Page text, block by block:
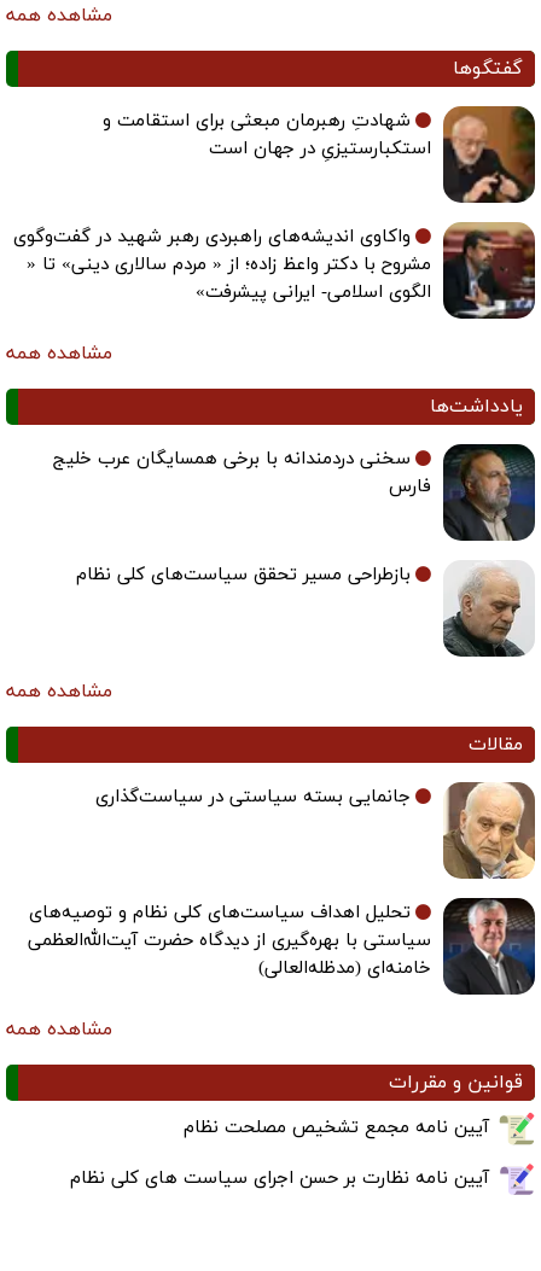
مشاهده همه
گفتگوها
شهادتِ رهبرمان مبعثی برای استقامت و
استکبارستیزیِ در جهان است
واکاوی اندیشه‌های راهبردی رهبر شهید در گفت‌وگوی
مشروح با دکتر واعظ زاده؛ از « مردم سالاری دینی» تا «
الگوی اسلامی- ایرانی پیشرفت»
مشاهده همه
یادداشت‌ها
سخنی دردمندانه با برخی همسایگان عرب خلیج
فارس
بازطراحی مسیر تحقق سیاست‌های کلی نظام
مشاهده همه
مقالات
جانمایی بسته سیاستی در سیاست‌گذاری
تحلیل اهداف سیاست‌های کلی نظام و توصیه‌های
سیاستی با بهره‌گیری از دیدگاه حضرت آیت‌الله‌العظمی
خامنه‌ای (مدظله‌العالی)
مشاهده همه
قوانین و مقررات
آیین نامه مجمع تشخیص مصلحت نظام
آیین نامه نظارت بر حسن اجرای سیاست های کلی نظام